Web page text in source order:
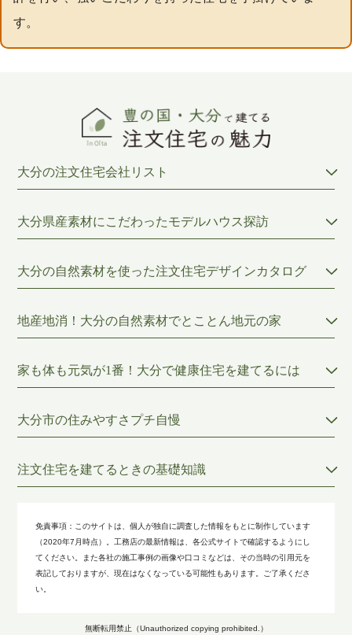
す。
大分の注文住宅会社リスト
大分県産素材にこだわったモデルハウス探訪
大分の自然素材を使った注文住宅デザインカタログ
地産地消！大分の自然素材でとことん地元の家
家も体も元気が1番！大分で健康住宅を建てるには
大分市の住みやすさプチ自慢
注文住宅を建てるときの基礎知識
免責事項： このサイトは、個人が独自に調査した情報をもとに制作しています
（2020年7月時点）。工務店の最新情報は、各公式サイトで確認するようにし
てください。また各社の施工事例の画像や口コミなどは、その当時の引用元を
表記しておりますが、現在はなくなっている可能性もあります。ご了承くださ
い。
無断転用禁止（Unauthorized copying prohibited.）